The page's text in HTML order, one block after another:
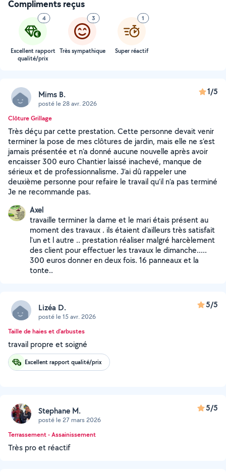
Compliments reçus
4
Excellent rapport
qualité/prix
3
Très sympathique
1
Super réactif
Mims B.
posté le 28 avr. 2026
1/5
Clôture Grillage
Très déçu par cette prestation. Cette personne devait venir
terminer la pose de mes clôtures de jardin, mais elle ne s’est
jamais présentée et n’a donné aucune nouvelle après avoir
encaisser 300 euro Chantier laissé inachevé, manque de
sérieux et de professionnalisme. J’ai dû rappeler une
deuxième personne pour refaire le travail qu’il n’a pas terminé
Je ne recommande pas.
Axel
travaille terminer la dame et le mari étais présent au
moment des travaux . ils étaient d'ailleurs très satisfait
l'un et l autre .. prestation réaliser malgré harcèlement
des client pour effectuer les travaux le dimanche.....
300 euros donner en deux fois. 16 panneaux et la
tonte..
Lizéa D.
posté le 15 avr. 2026
5/5
Taille de haies et d'arbustes
travail propre et soigné
Excellent rapport qualité/prix
Stephane M.
posté le 27 mars 2026
5/5
Terrassement - Assainissement
Très pro et réactif